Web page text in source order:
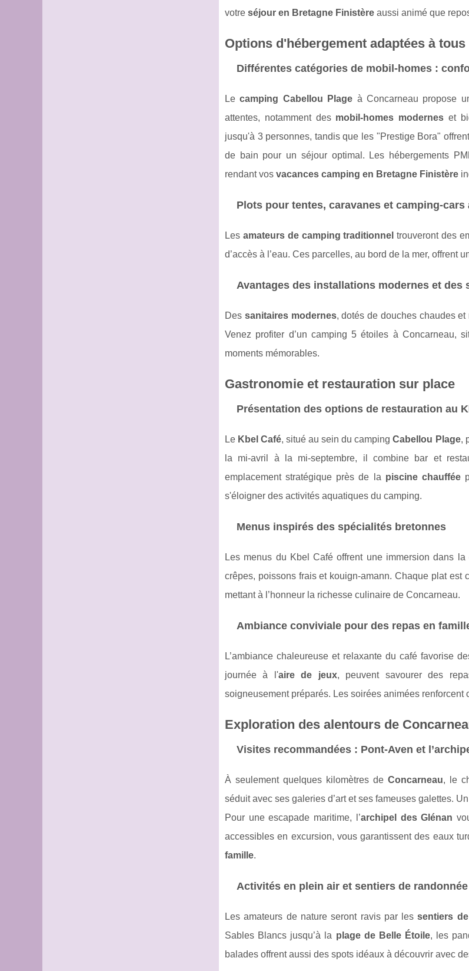
votre séjour en Bretagne Finistère aussi animé que
Options d'hébergement adaptées à tous
Différentes catégories de mobil-homes :
Lecamping Cabellou Plage à Concarneau propose
attentes, notamment des mobil-homes modernes et
jusqu'à 3 personnes, tandis que les "Prestige Bora"
de bain pour un séjour optimal. Les hébergements
rendant vos vacances camping en Bretagne Finistère
Plots pour tentes, caravanes et camping-cars
Les amateurs de camping traditionnel trouveront des
d’accès à l’eau. Ces parcelles, au bord de la mer, offrent
Avantages des installations modernes et des
Des sanitaires modernes, dotés de douches chaudes et
Venez profiter d’un camping 5 étoiles à Concarneau,
moments mémorables.
Gastronomie et restauration sur place
Présentation des options de restauration au
Le Kbel Café, situé au sein du campingCabellou Plage,
la mi-avril à la mi-septembre, il combine bar et
emplacement stratégique près de la piscine chauffée
s'éloigner des activités aquatiques du camping.
Menus inspirés des spécialités bretonnes
Les menus du Kbel Café offrent une immersion dans la
crêpes, poissons frais et kouign-amann. Chaque plat est
mettant à l’honneur la richesse culinaire de Concarneau.
Ambiance conviviale pour des repas en
L’ambiance chaleureuse et relaxante du café favorise
journée à l'aire de jeux, peuvent savourer des
soigneusement préparés. Les soirées animées renforcent
Exploration des alentours de
Visites recommandées : Pont-Aven et
À seulement quelques kilomètres de Concarneau, le
séduit avec ses galeries d’art et ses fameuses galettes.
Pour une escapade maritime, l’archipel des Glénan
accessibles en excursion, vous garantissent des eaux
famille.
Activités en plein air et sentiers de
Les amateurs de nature seront ravis par lessentiers
Sables Blancs jusqu’à la plage de Belle Étoile, les
balades offrent aussi des spots idéaux à découvrir avec